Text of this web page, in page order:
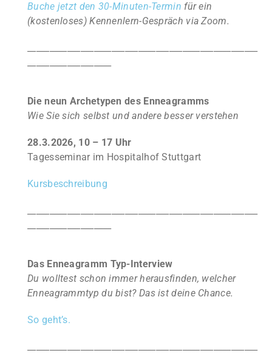
Buche jetzt den 30-Minuten-Termin für ein
(kostenloses) Kennenlern-Gespräch via Zoom.
Die neun Archetypen des Enneagramms
Wie Sie sich selbst und andere besser verstehen
28.3.2026, 10 – 17 Uhr
Tagesseminar im Hospitalhof Stuttgart
Kursbeschreibung
Das Enneagramm Typ-Interview
Du wolltest schon immer herausfinden, welcher
Enneagrammtyp du bist? Das ist deine Chance.
So geht’s.